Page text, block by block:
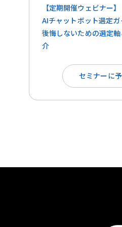
【定期開催ウェビナー】
AIチャットボット選定ガ
後悔しないための選定
介
セミナーに